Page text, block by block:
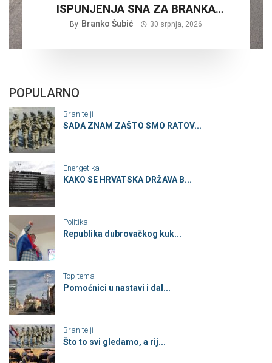
ISPUNJENJA SNA ZA BRANKA
ŠUBIĆA…
By Branko Šubić 30 srpnja, 2026
POPULARNO
Branitelji
SADA ZNAM ZAŠTO SMO RATOV...
Energetika
KAKO SE HRVATSKA DRŽAVA B...
Politika
Republika dubrovačkog kuk...
Top tema
Pomoćnici u nastavi i dal...
Branitelji
Što to svi gledamo, a rij...